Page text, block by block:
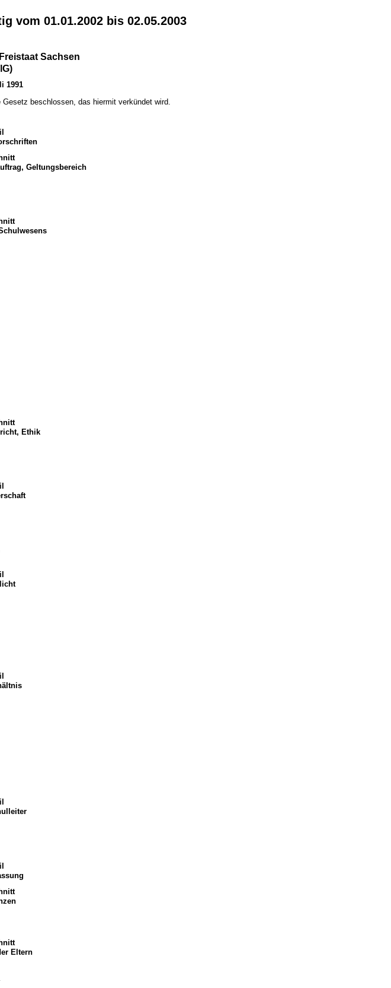
vom 01.01.2002 bis 02.05.2003
Sachsen
1991
beschlossen, das hiermit verkündet wird.
Geltungsbereich
Ethik
Eltern